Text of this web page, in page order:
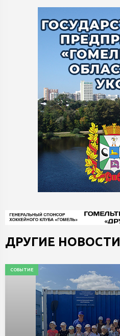
ДРУГИЕ НОВОСТИ
СОБЫТИЕ